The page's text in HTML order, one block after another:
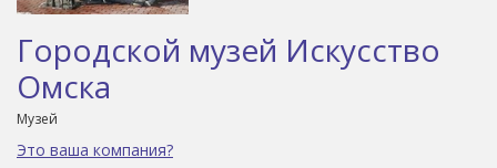
Городской музей Искусство
Омска
Музей
Это ваша компания?